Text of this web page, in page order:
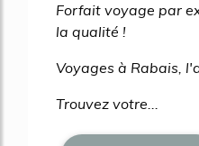
Forfait voyage par
la qualité !
Voyages à Rabais,
Trouvez votre...